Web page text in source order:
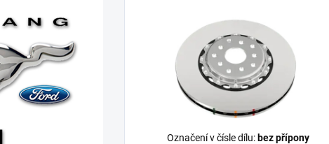
Označení v čísle dílu: bez přípony